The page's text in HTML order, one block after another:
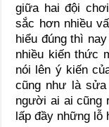
giữa hai đội
sắc hơn nhiều
hiểu đúng thì
nhiều kiến thức
nói lên ý kiến
cũng như là
người ai ai cũng
lấp đầy những lỗ